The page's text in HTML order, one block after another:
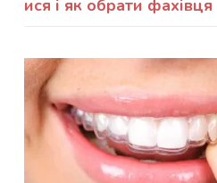
ися і як обрати фахівця